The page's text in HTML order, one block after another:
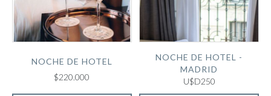
NOCHE DE HOTEL
$220.000
NOCHE DE HOTEL -
MADRID
U$D250